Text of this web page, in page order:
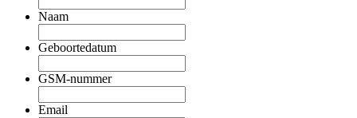
Naam
Geboortedatum
GSM-nummer
Email